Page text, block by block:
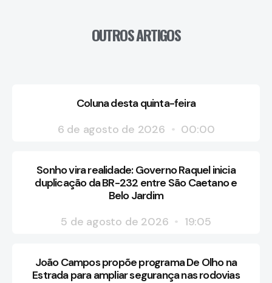
OUTROS ARTIGOS
Coluna desta quinta-feira
6 de agosto de 2026
00:00
Sonho vira realidade: Governo Raquel inicia
duplicação da BR-232 entre São Caetano e
Belo Jardim
5 de agosto de 2026
19:05
João Campos propõe programa De Olho na
Estrada para ampliar segurança nas rodovias